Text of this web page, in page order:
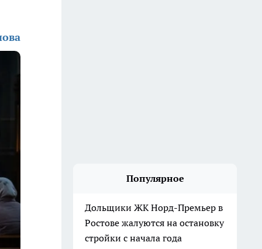
Популярное
Дольщики ЖК Норд-Премьер в
Ростове жалуются на остановку
стройки с начала года